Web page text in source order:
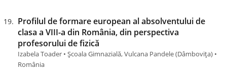
Profilul de formare european al absolventului de
clasa a VIII-a din România, din perspectiva
profesorului de fizică
Izabela Toader • Școala Gimnazială, Vulcana Pandele (Dâmboviţa) •
România